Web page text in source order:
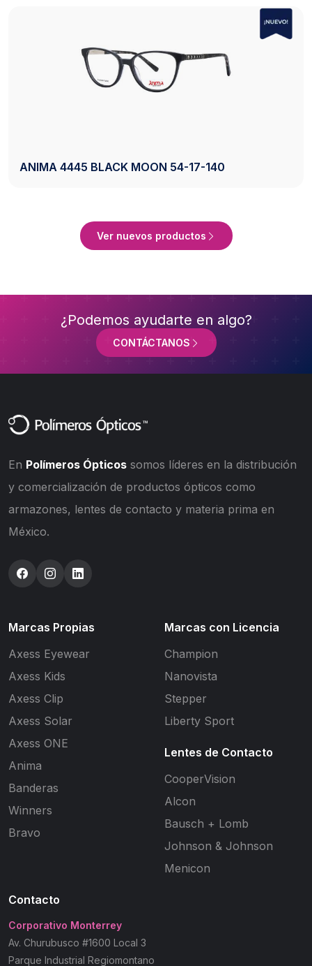
AXESS 2742 BLACK 50-20-140
Ver nuevos productos
¿Podemos ayudarte en algo?
CONTÁCTANOS
En Polímeros Ópticos somos líderes en la distribución
y comercialización de productos ópticos como
armazones, lentes de contacto y materia prima en
México.
Marcas Propias
Axess Eyewear
Axess Kids
Axess Clip
Axess Solar
Axess ONE
Anima
Banderas
Winners
Bravo
Marcas con Licencia
Champion
Nanovista
Stepper
Liberty Sport
Lentes de Contacto
CooperVision
Alcon
Bausch + Lomb
Johnson & Johnson
Menicon
Contacto
Corporativo Monterrey
Av. Churubusco #1600 Local 3
Parque Industrial Regiomontano